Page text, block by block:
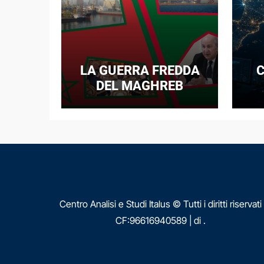
LA GUERRA FREDDA
DEL MAGHREB
Centro Analisi e Studi Italus © Tutti i diritti riservati
CF:96616940589 di .